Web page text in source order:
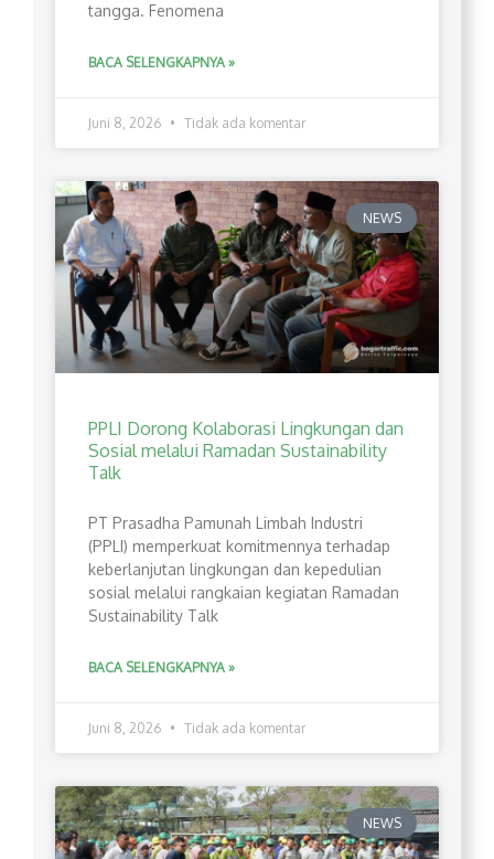
tangga. Fenomena
BACA SELENGKAPNYA »
Juni 8, 2026 Tidak ada komentar
NEWS
PPLI Dorong Kolaborasi Lingkungan dan
Sosial melalui Ramadan Sustainability
Talk
PT Prasadha Pamunah Limbah Industri
(PPLI) memperkuat komitmennya terhadap
keberlanjutan lingkungan dan kepedulian
sosial melalui rangkaian kegiatan Ramadan
Sustainability Talk
BACA SELENGKAPNYA »
Juni 8, 2026 Tidak ada komentar
NEWS